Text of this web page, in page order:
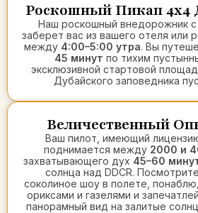
Роскошный Пикап 4x4
Наш роскошный внедорожник
заберет вас из вашего отеля или
между 4:00–5:00 утра. Вы
45 минут по тихим
эксклюзивной стартовой
Дубайского заповедника
Величественный
Ваш пилот, имеющий
поднимается между 2000 и
захватывающего дух 45–60
солнца над DDCR.
соколиное шоу в полете,
ориксами и газелями и
панорамный вид на залитые